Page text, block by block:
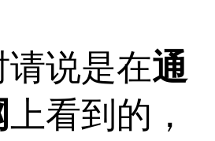
说是在通
上看到的，